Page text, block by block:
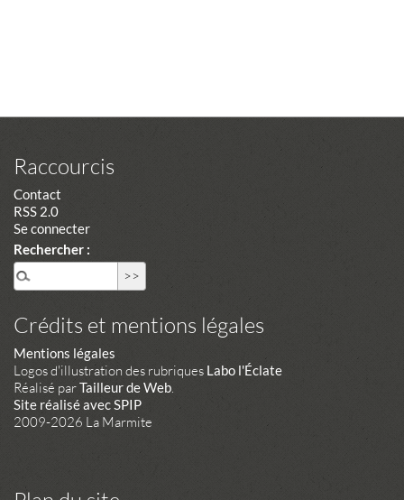
Raccourcis
Contact
RSS 2.0
Se connecter
Rechercher :
Crédits et mentions légales
Mentions légales
Logos d'illustration des rubriques Labo l'Éclate
Réalisé parTailleur de Web.
Site réalisé avec SPIP
2009-2026 La Marmite